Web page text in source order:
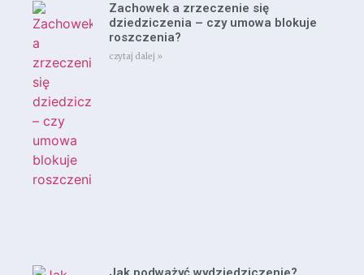
Zachowek a zrzeczenie się
dziedziczenia – czy umowa blokuje
roszczenia?
czytaj dalej »